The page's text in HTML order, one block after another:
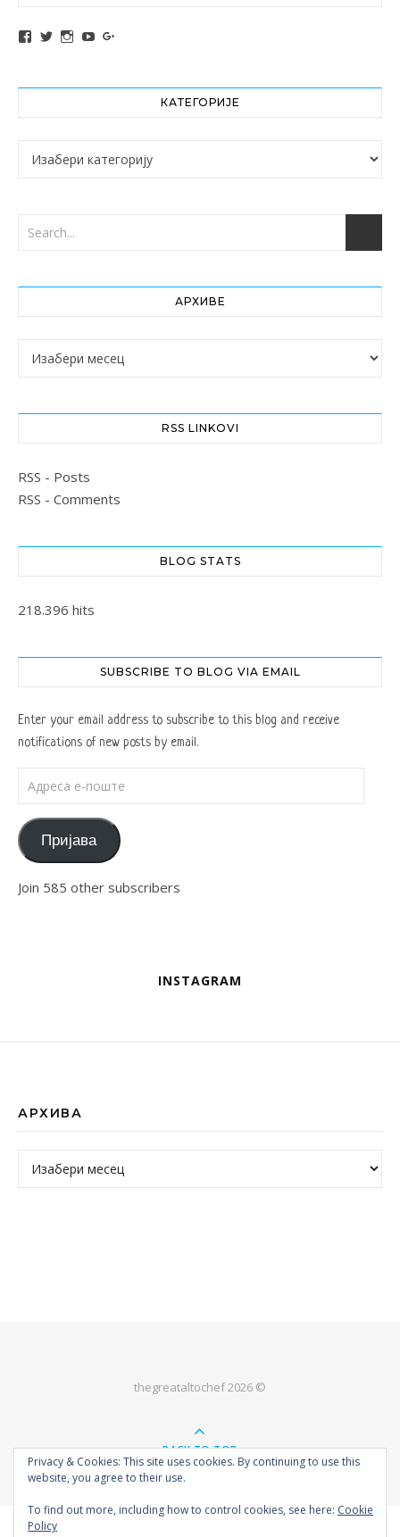
View altochef’s profile on Facebook
View jovancica73’s profile on Twitter
View jovancica73’s profile on Instagram
View jovancica73’s profile on YouTube
КАТЕГОРИЈЕ
Категорије
АРХИВЕ
Архиве
RSS LINKOVI
RSS - Posts
RSS - Comments
BLOG STATS
218.396 hits
SUBSCRIBE TO BLOG VIA EMAIL
Enter your email address to subscribe to this blog and receive
notifications of new posts by email.
Пријава
Join 585 other subscribers
INSTAGRAM
АРХИВА
Архива
thegreataltochef 2026 ©
BACK TO TOP
Privacy & Cookies: This site uses cookies. By continuing to use this
website, you agree to their use.
To find out more, including how to control cookies, see here: Cookie
Policy